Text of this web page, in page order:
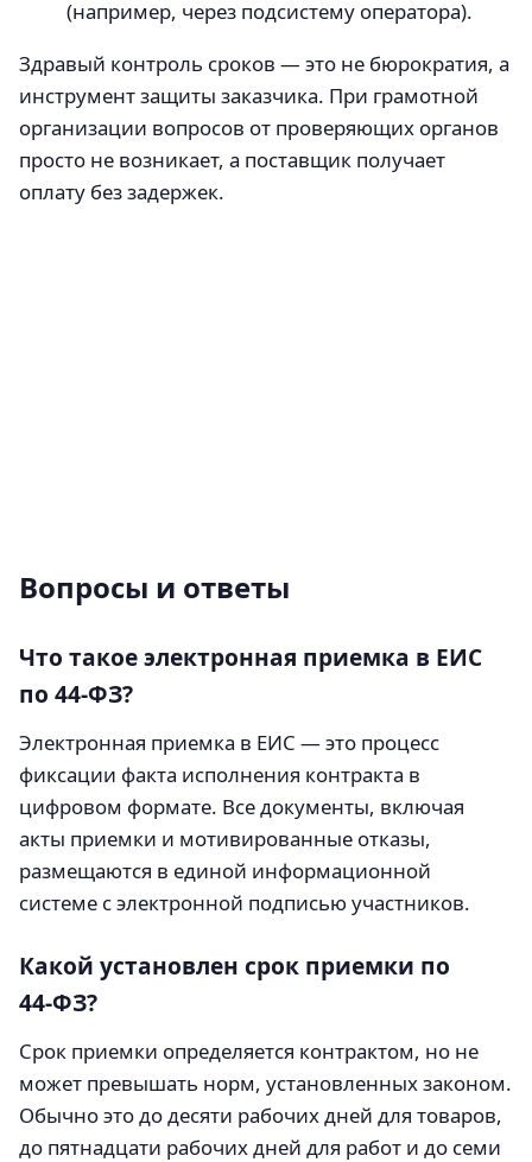
(например, через подсистему оператора).
Здравый контроль сроков — это не бюрократия, а
инструмент защиты заказчика. При грамотной
организации вопросов от проверяющих органов
просто не возникает, а поставщик получает
оплату без задержек.
Вопросы и ответы
Что такое электронная приемка в ЕИС
по 44‑ФЗ?
Электронная приемка в ЕИС — это процесс
фиксации факта исполнения контракта в
цифровом формате. Все документы, включая
акты приемки и мотивированные отказы,
размещаются в единой информационной
системе с электронной подписью участников.
Какой установлен срок приемки по
44‑ФЗ?
Срок приемки определяется контрактом, но не
может превышать норм, установленных законом.
Обычно это до десяти рабочих дней для товаров,
до пятнадцати рабочих дней для работ и до семи